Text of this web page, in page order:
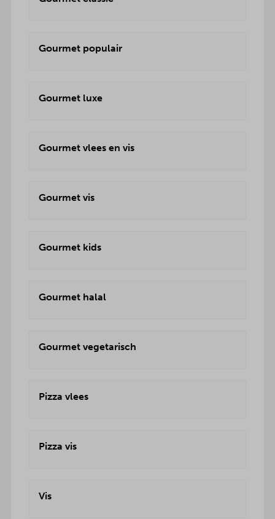
Gourmet populair
Gourmet luxe
Gourmet vlees en vis
Gourmet vis
Gourmet kids
Gourmet halal
Gourmet vegetarisch
Pizza vlees
Pizza vis
Vis